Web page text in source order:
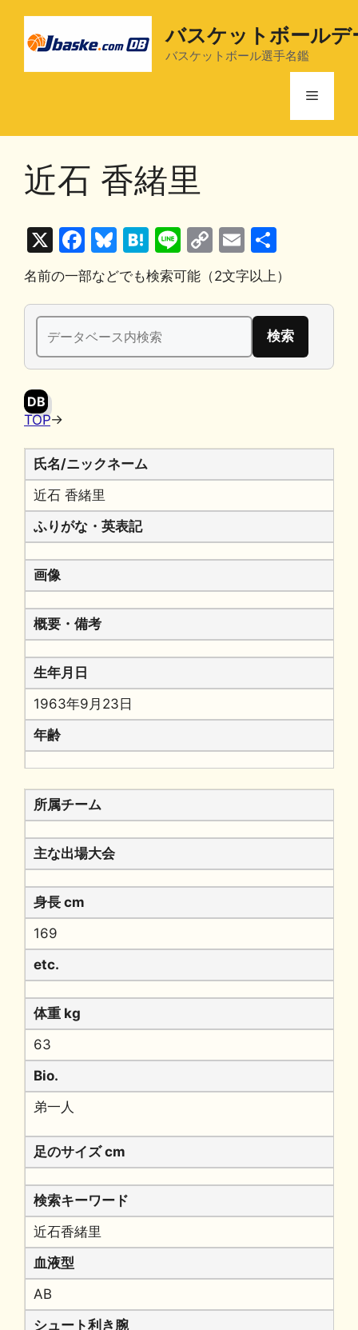
バスケットボールデ
バスケットボール選手名鑑
メ
近石 香緒里
X
F
a
c
e
b
o
Bl
u
e
s
k
y
H
at
e
n
a
Li
n
e
C
o
p
y
n
E
m
ai
l
有
名前の一部などでも検索可能（2文字以上）
検
索:
DB
TOP→
氏名/ニックネーム
近石 香緒里
ふりがな・英表記
画像
概要・備考
生年月日
1963年9月23日
年齢
所属チーム
主な出場大会
身長 cm
169
etc.
体重 kg
63
Bio.
弟一人
足のサイズ cm
検索キーワード
近石香緒里
血液型
AB
シュート利き腕